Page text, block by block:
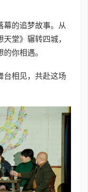
幕的追梦故事。从
堂》辗转四城，
你相遇。
台相见，共赴这场